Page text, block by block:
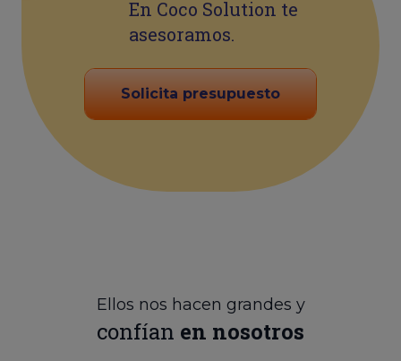
En Coco Solution te
asesoramos.
Solicita presupuesto
Ellos nos hacen grandes y
confían en nosotros